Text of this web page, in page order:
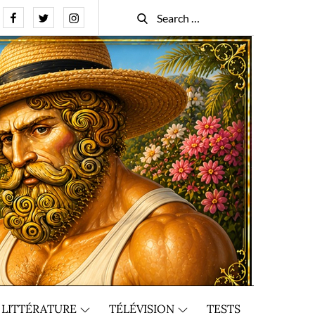
FacebookTwitterInstagram
Search
for:
Search
LITTÉRATURE TÉLÉVISION TESTS